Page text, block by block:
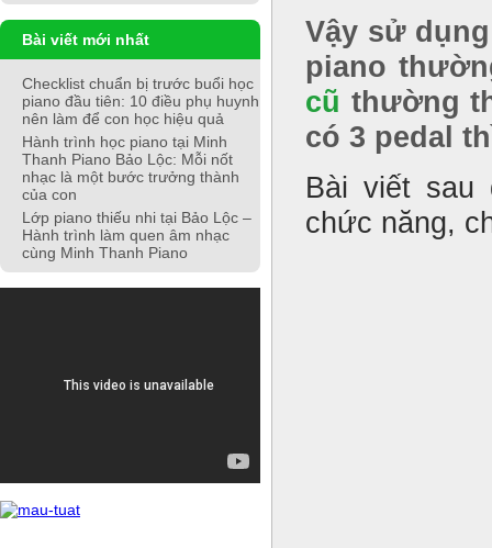
Bài viết mới nhất
Checklist chuẩn bị trước buổi học
piano đầu tiên: 10 điều phụ huynh
nên làm để con học hiệu quả
Hành trình học piano tại Minh
Thanh Piano Bảo Lộc: Mỗi nốt
nhạc là một bước trưởng thành
của con
Lớp piano thiếu nhi tại Bảo Lộc –
Hành trình làm quen âm nhạc
cùng Minh Thanh Piano
Vậy sử
piano
cũ thường
có 3 pedal
Bài viết sau
chức năng,